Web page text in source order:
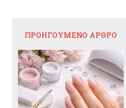
ΠΡΟΗΓΟΎΜΕΝΟ ΆΡΘΡΟ